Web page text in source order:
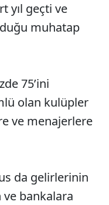
yıl geçti ve
muhatap
75’ini
olan kulüpler
ve menajerlere
da gelirlerinin
ve bankalara